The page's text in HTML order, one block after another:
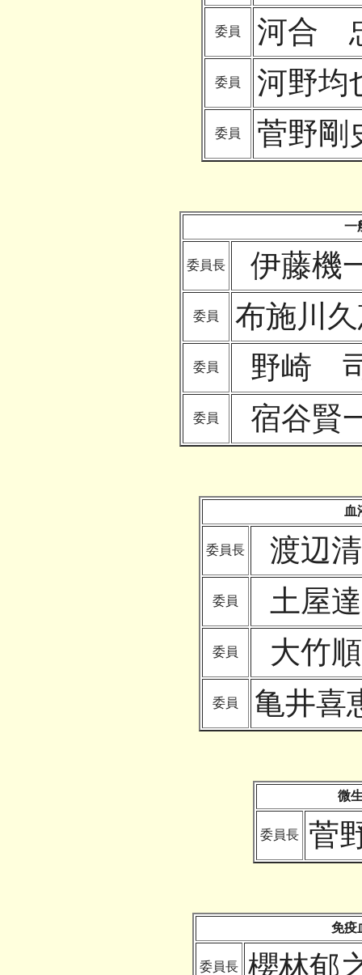
委員 河合
委員 河野均
委員 菅野剛
一
委員長 伊藤機
委員 布施川
委員 野崎
委員 宿谷賢
血
委員長 渡辺
委員 土屋
委員 大竹
委員 亀井喜
微
委員長 菅
免疫
委員長 櫻林郁